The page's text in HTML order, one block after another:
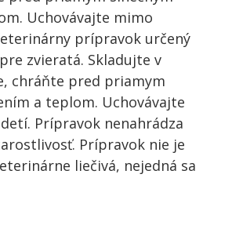
Uchovávajte mimo
prípravok určený
zvieratá. Skladujte v
chráňte pred priamym
a teplom. Uchovávajte
Prípravok nenahrádza
Prípravok nie je
liečivá, nejedná sa